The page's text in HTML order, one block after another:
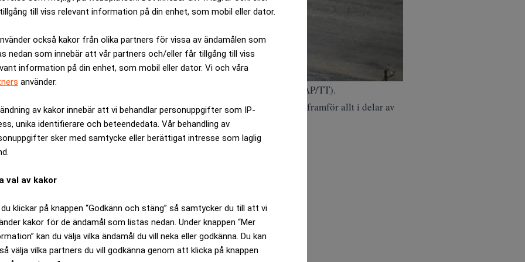
till viss relevant information på din enhet, som mobil eller dator.
också kakor från olika partners för vissa av ändamålen som
nedan som innebär att vår partners och/eller får tillgång till viss
information på din enhet, som mobil eller dator. Vi och våra
använder.
av kakor innebär att vi behandlar personuppgifter som IP-
unika identifierare och beteendedata. Vår behandling av
sker med samtycke eller berättigat intresse som laglig
val av kakor
klickar på knappen “Godkänn och stäng” så samtycker du till att vi
kakor för de ändamål som listas nedan. Under knappen “Mer
kan du välja vilka ändamål du vill neka eller godkänna. Du kan
välja vilka partners du vill godkänna genom att klicka på knappen
för den pressade kolsektorn i Ryssland. (Foto: Phelan M. Ebenhack/AP/TT).
av landets BNP och statsintäkter är sektorn viktig för sysselsättningen, framför allt i delar av
personer med kolgruvorna.